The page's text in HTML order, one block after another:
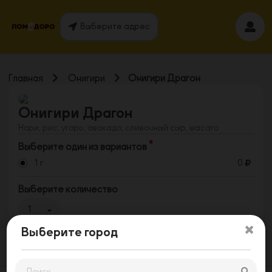
Выберите адрес
Главная Онигири Онигири Драгон
Онигири Драгон
Выберите один из вариантов
1 г 0
Выберите количество
1
Выберите город